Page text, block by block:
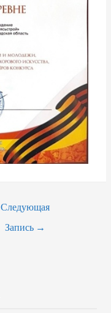
Следующая
Запись →